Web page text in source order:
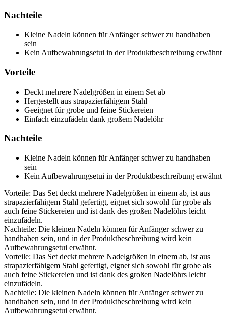
Nachteile
Kleine Nadeln können für Anfänger schwer zu handhaben
sein
Kein Aufbewahrungsetui in der Produktbeschreibung erwähnt
Vorteile
Deckt mehrere Nadelgrößen in einem Set ab
Hergestellt aus strapazierfähigem Stahl
Geeignet für grobe und feine Stickereien
Einfach einzufädeln dank großem Nadelöhr
Nachteile
Kleine Nadeln können für Anfänger schwer zu handhaben
sein
Kein Aufbewahrungsetui in der Produktbeschreibung erwähnt
Vorteile: Das Set deckt mehrere Nadelgrößen in einem ab, ist aus
strapazierfähigem Stahl gefertigt, eignet sich sowohl für grobe als
auch feine Stickereien und ist dank des großen Nadelöhrs leicht
einzufädeln.
Nachteile: Die kleinen Nadeln können für Anfänger schwer zu
handhaben sein, und in der Produktbeschreibung wird kein
Aufbewahrungsetui erwähnt.
Vorteile: Das Set deckt mehrere Nadelgrößen in einem ab, ist aus
strapazierfähigem Stahl gefertigt, eignet sich sowohl für grobe als
auch feine Stickereien und ist dank des großen Nadelöhrs leicht
einzufädeln.
Nachteile: Die kleinen Nadeln können für Anfänger schwer zu
handhaben sein, und in der Produktbeschreibung wird kein
Aufbewahrungsetui erwähnt.